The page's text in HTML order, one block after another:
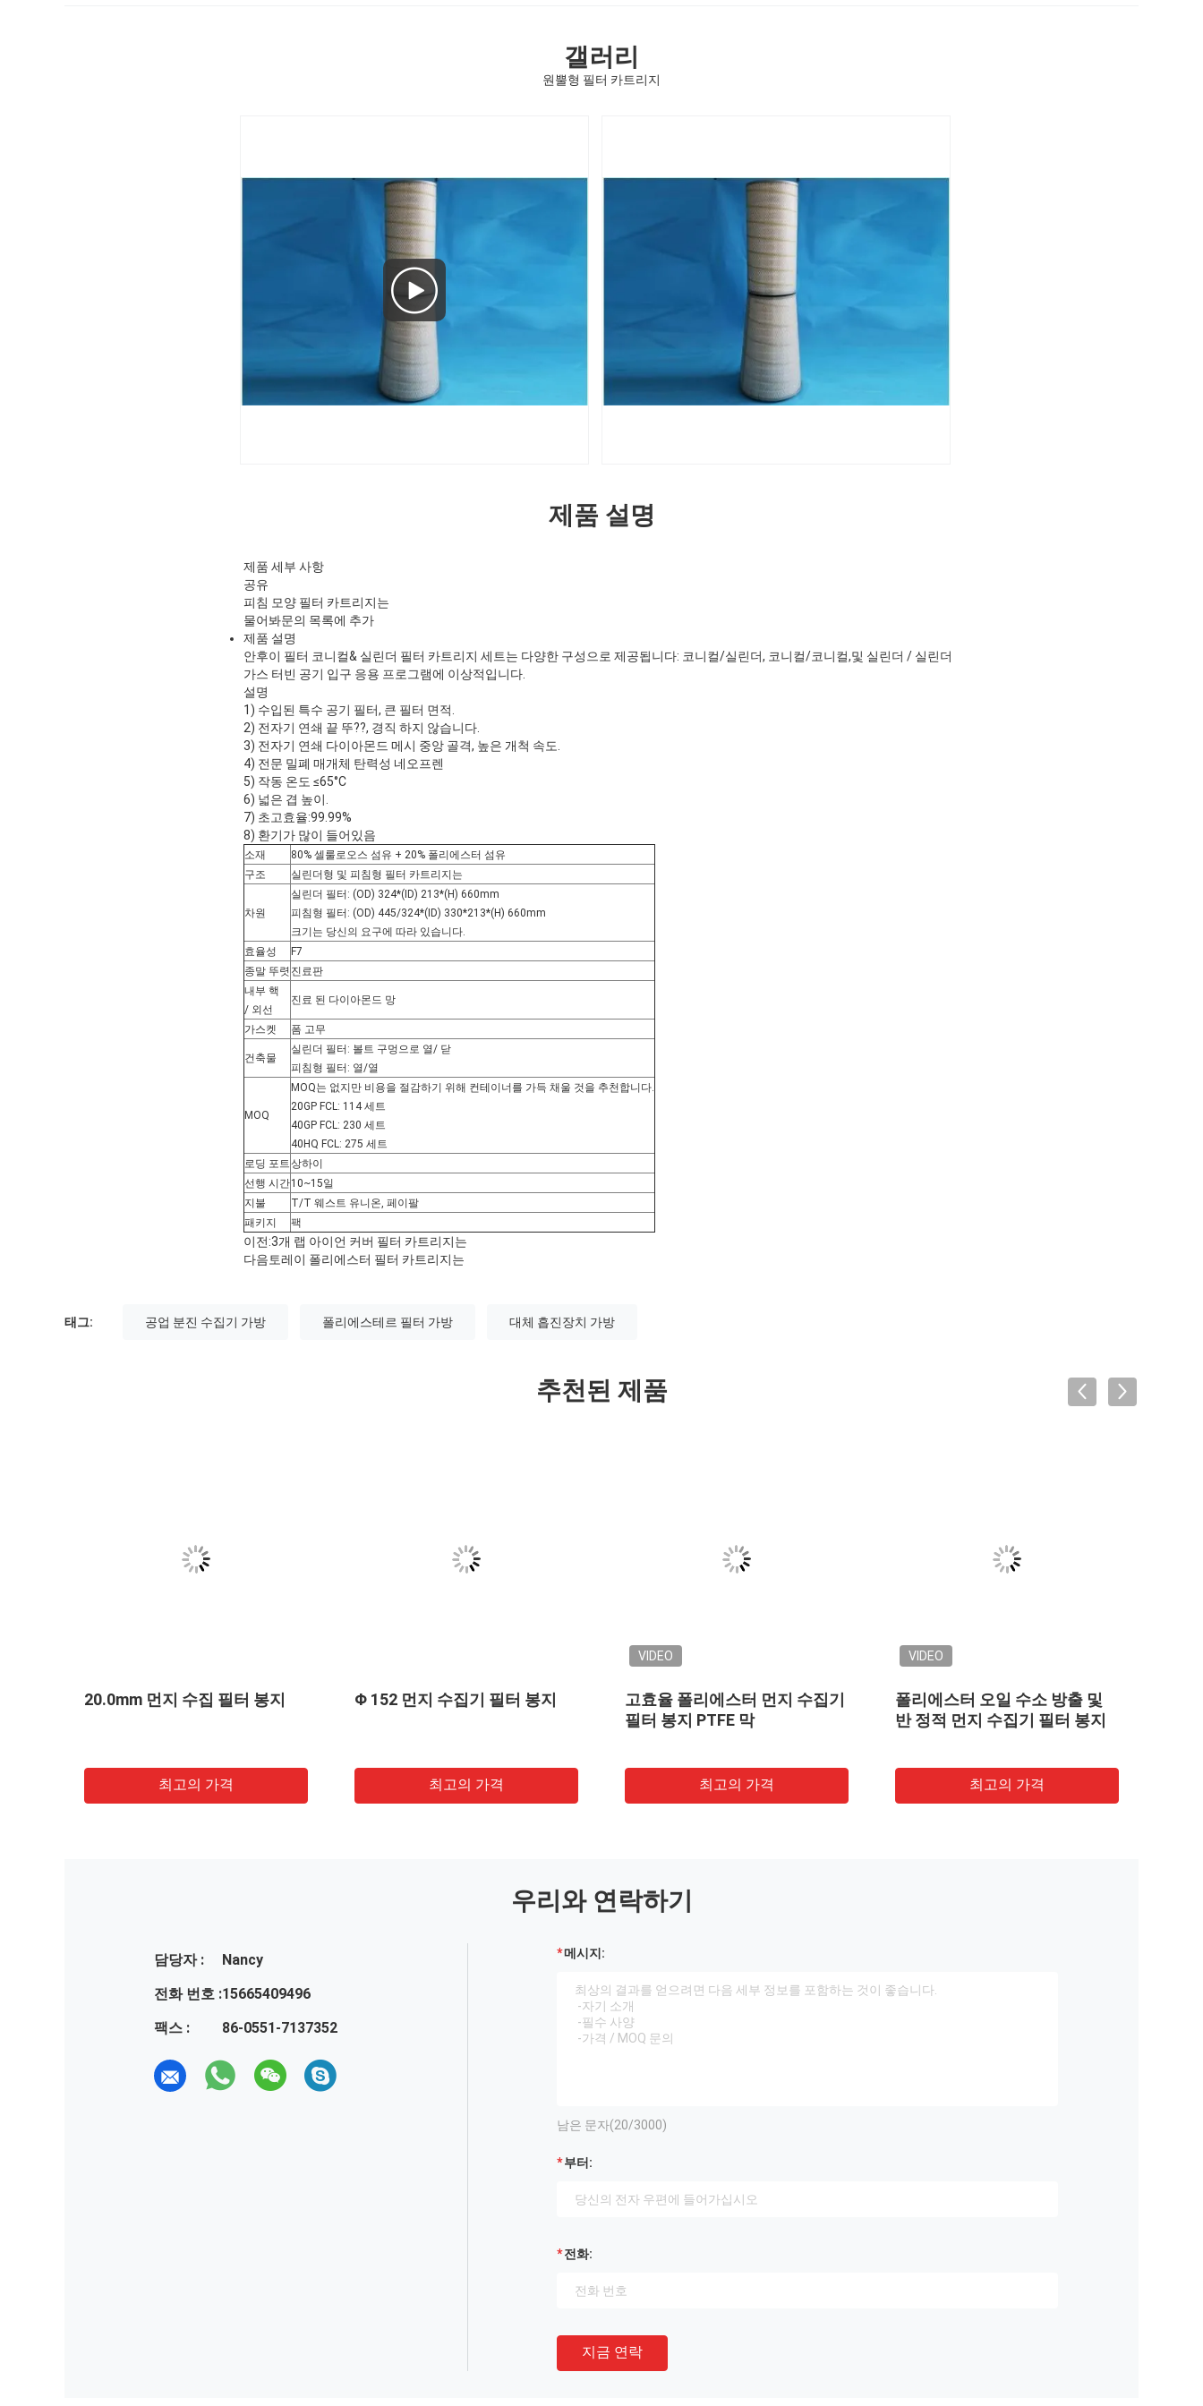
갤러리
원뿔형 필터 카트리지
제품 설명
제품 세부 사항
공유
피침 모양 필터 카트리지는
물어봐문의 목록에 추가
제품 설명
안후이 필터 코니컬& 실린더 필터 카트리지 세트는 다양한 구성으로 제공됩니다: 코니컬/실린더, 코니컬/코니컬,및 실린더 / 실린더
가스 터빈 공기 입구 응용 프로그램에 이상적입니다.
설명
1) 수입된 특수 공기 필터, 큰 필터 면적.
2) 전자기 연쇄 끝 뚜??, 경직 하지 않습니다.
3) 전자기 연쇄 다이아몬드 메시 중앙 골격, 높은 개척 속도.
4) 전문 밀폐 매개체 탄력성 네오프렌
5) 작동 온도 ≤65°C
6) 넓은 겹 높이.
7) 초고효율:99.99%
8) 환기가 많이 들어있음
소재
80% 셀룰로오스 섬유 + 20% 폴리에스터 섬유
구조
실린더형 및 피침형 필터 카트리지는
차원
실린더 필터: (OD) 324*(ID) 213*(H) 660mm
피침형 필터: (OD) 445/324*(ID) 330*213*(H) 660mm
크기는 당신의 요구에 따라 있습니다.
효율성
F7
종말 뚜렷 진료판
내부 핵
/ 외선
진료 된 다이아몬드 망
가스켓 폼 고무
건축물
실린더 필터: 볼트 구멍으로 열/ 닫
피침형 필터: 열/열
MOQ
MOQ는 없지만 비용을 절감하기 위해 컨테이너를 가득 채울 것을 추천합니다.
20GP FCL: 114 세트
40GP FCL: 230 세트
40HQ FCL: 275 세트
로딩 포트상하이
선행 시간10~15일
지불
T/T 웨스트 유니온, 페이팔
패키지
팩
이전:3개 랩 아이언 커버 필터 카트리지는
다음토레이 폴리에스터 필터 카트리지는
태그: 공업 분진 수집기 가방 폴리에스테르 필터 가방 대체 흡진장치 가방
추천된 제품
20.0mm 먼지 수집 필터 봉지
최고의 가격
Φ 152 먼지 수집기 필터 봉지
최고의 가격
VIDEO
고효율 폴리에스터 먼지 수집기
필터 봉지 PTFE 막
최고의 가격
VIDEO
폴리에스터 오일 수소 방출 및
반 정적 먼지 수집기 필터 봉지
최고의 가격
우리와 연락하기
담당자 :
Nancy
전화 번호 :15665409496
팩스 :
86-0551-7137352
메시지:
남은 문자(20/3000)
부터:
전화:
지금 연락